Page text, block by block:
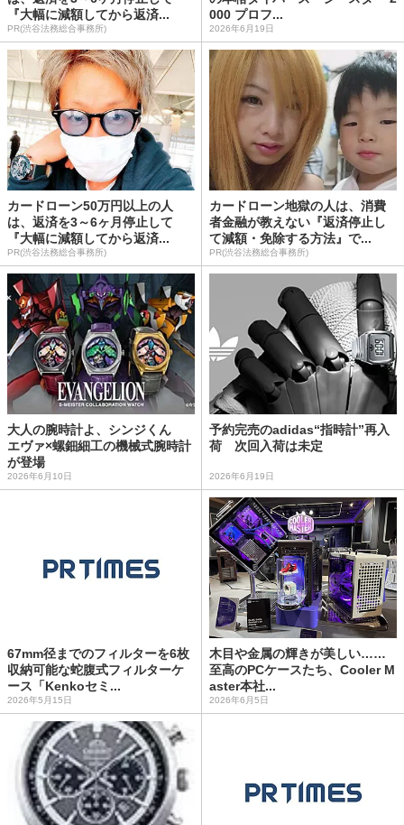
『大幅に減額してから返済...
PR(渋谷法務総合事務所)
000 プロフ...
2026年6月19日
カードローン50万円以上の人
は、返済を3～6ヶ月停止して
『大幅に減額してから返済...
PR(渋谷法務総合事務所)
カードローン地獄の人は、消費
者金融が教えない『返済停止し
て減額・免除する方法』で...
PR(渋谷法務総合事務所)
大人の腕時計よ、シンジくん
エヴァ×螺鈿細工の機械式腕時計
が登場
2026年6月10日
予約完売のadidas“指時計”再入
荷 次回入荷は未定
2026年6月19日
67mm径までのフィルターを6枚
収納可能な蛇腹式フィルターケ
ース「Kenkoセミ...
2026年5月15日
木目や金属の輝きが美しい……
至高のPCケースたち、Cooler M
aster本社...
2026年6月5日